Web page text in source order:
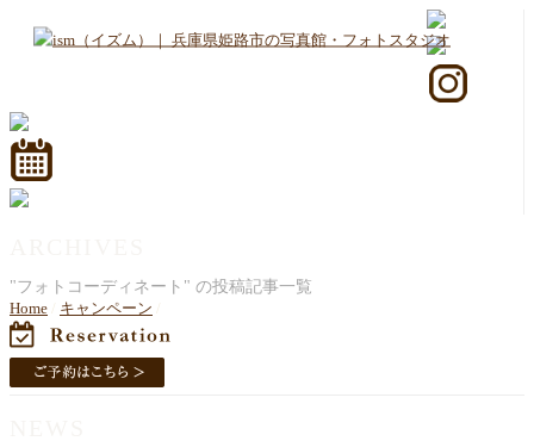
"フォトコーディネート" の投稿記事一覧
Home
キャンペーン